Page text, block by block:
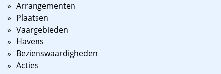
Arrangementen
Plaatsen
Vaargebieden
Havens
Bezienswaardigheden
Acties